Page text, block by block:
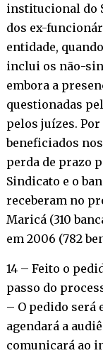
institucional do
dos ex-
entidade,
inclui os não-
embora a
questionadas
pelos juízes.
beneficiados
perda de prazo
Sindicato e o
receberam no
Maricá (310
em 2006 (782
14 – Feito o
passo do
– O pedido será
agendará a
comunicará ao